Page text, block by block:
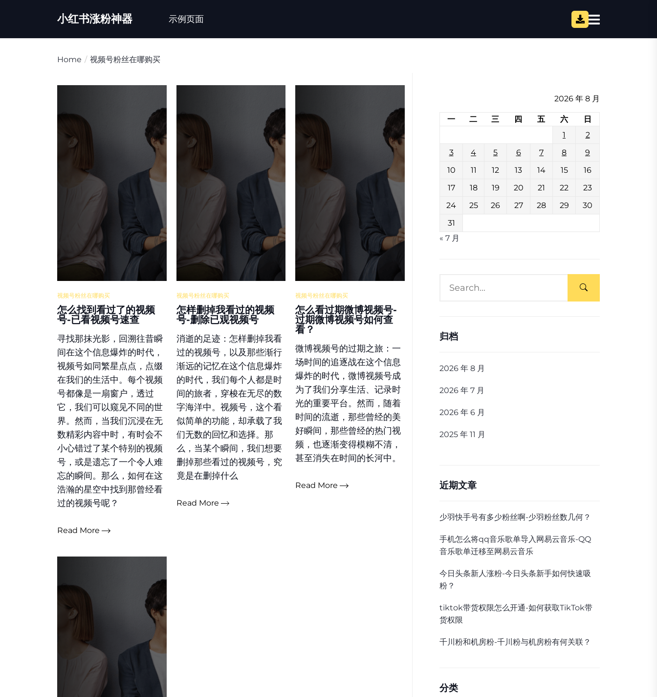
小红书涨粉神器 示例页面
Home 视频号粉丝在哪购买
视频号粉丝在哪购买
怎么找到看过了的视频
号-已看视频号速查
寻找那抹光影，回溯往昔瞬
间在这个信息爆炸的时代，
视频号如同繁星点点，点缀
在我们的生活中。每个视频
号都像是一扇窗户，透过
它，我们可以窥见不同的世
界。然而，当我们沉浸在无
数精彩内容中时，有时会不
小心错过了某个特别的视频
号，或是遗忘了一个令人难
忘的瞬间。那么，如何在这
浩瀚的星空中找到那曾经看
过的视频号呢？
Read More
视频号粉丝在哪购买
怎样删掉我看过的视频
号-删除已观视频号
消逝的足迹：怎样删掉我看
过的视频号，以及那些渐行
渐远的记忆在这个信息爆炸
的时代，我们每个人都是时
间的旅者，穿梭在无尽的数
字海洋中。视频号，这个看
似简单的功能，却承载了我
们无数的回忆和选择。那
么，当某个瞬间，我们想要
删掉那些看过的视频号，究
竟是在删掉什么
Read More
视频号粉丝在哪购买
怎么看过期微博视频号-
过期微博视频号如何查
看？
微博视频号的过期之旅：一
场时间的追逐战在这个信息
爆炸的时代，微博视频号成
为了我们分享生活、记录时
光的重要平台。然而，随着
时间的流逝，那些曾经的美
好瞬间，那些曾经的热门视
频，也逐渐变得模糊不清，
甚至消失在时间的长河中。
Read More
2026 年 8 月
一 二 三 四 五 六
日
1
2
3
4 5 6 7 8
9
10
11 12 13 14 15
16
17
18 19 20 21 22
23
24
25 26 27 28 29
30
31
« 7 月
归档
2026 年 8 月
2026 年 7 月
2026 年 6 月
2025 年 11 月
近期文章
少羽快手号有多少粉丝啊-少羽粉丝数几何？
手机怎么将qq音乐歌单导入网易云音乐-QQ
音乐歌单迁移至网易云音乐
今日头条新人涨粉-今日头条新手如何快速吸
粉？
tiktok带货权限怎么开通-如何获取TikTok带
货权限
千川粉和机房粉-千川粉与机房粉有何关联？
分类